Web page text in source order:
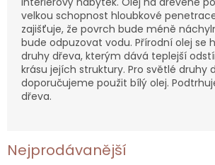
velkou schopnost hloubkové
zajišťuje, že povrch bude méně
bude odpuzovat vodu. Přírodní olej se
druhy dřeva, kterým dává teplejší
krásu jejích struktury. Pro světlé druhy
doporučujeme použit bílý olej.
dřeva.
Nejprodávanější